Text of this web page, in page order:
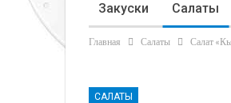
Закуски Салаты
Статьи
Главная Салаты Салат
САЛАТЫ